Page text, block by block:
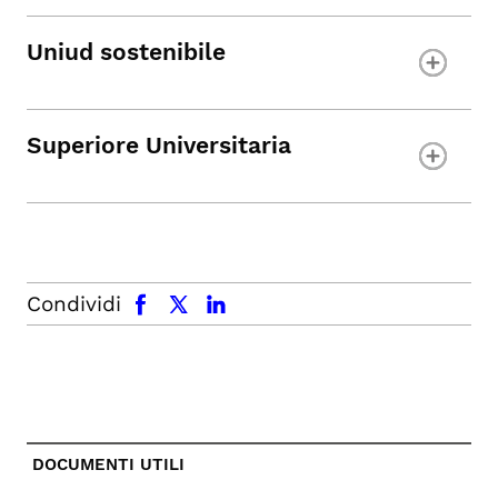
Uniud sostenibile
Superiore Universitaria
Condividi
facebook x.com linkedin
DOCUMENTI UTILI